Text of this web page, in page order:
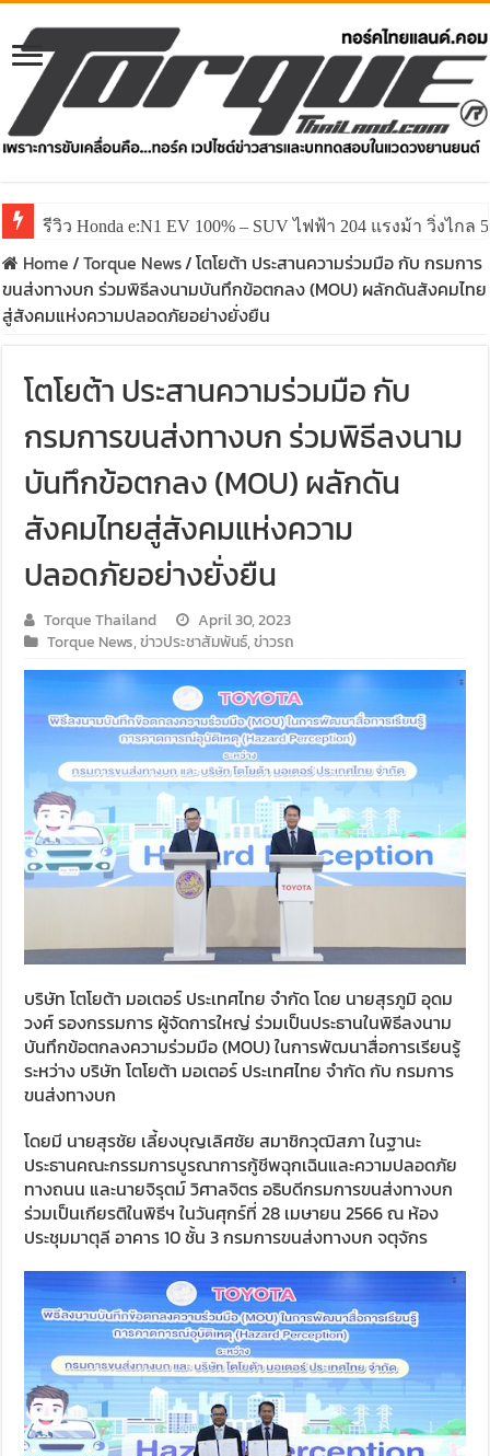
รีวิว Honda e:N1 EV 100% – SUV ไฟฟ้า 204 แรงม้า วิ่งไกล
Home/Torque News/โตโยต้า ประสานความร่วมมือ กับ กรมการ
ขนส่งทางบก ร่วมพิธีลงนามบันทึกข้อตกลง (MOU) ผลักดันสังคมไทย
สู่สังคมแห่งความปลอดภัยอย่างยั่งยืน
โตโยต้า ประสานความร่วมมือ กับ
กรมการขนส่งทางบก ร่วมพิธีลงนาม
บันทึกข้อตกลง (MOU) ผลักดัน
สังคมไทยสู่สังคมแห่งความ
ปลอดภัยอย่างยั่งยืน
Torque Thailand
April 30, 2023
Torque News,ข่าวประชาสัมพันธ์,ข่าวรถ
บริษัท โตโยต้า มอเตอร์ ประเทศไทย จำกัด โดย นายสุรภูมิ อุดม
วงศ์ รองกรรมการ ผู้จัดการใหญ่ ร่วมเป็นประธานในพิธีลงนาม
บันทึกข้อตกลงความร่วมมือ (MOU) ในการพัฒนาสื่อการเรียนรู้
ระหว่าง บริษัท โตโยต้า มอเตอร์ ประเทศไทย จำกัด กับ กรมการ
ขนส่งทางบก
โดยมี นายสุรชัย เลี้ยงบุญเลิศชัย สมาชิกวุฒิสภา ในฐานะ
ประธานคณะกรรมการบูรณาการกู้ชีพฉุกเฉินและความปลอดภัย
ทางถนน และนายจิรุตม์ วิศาลจิตร อธิบดีกรมการขนส่งทางบก
ร่วมเป็นเกียรติในพิธีฯ ในวันศุกร์ที่ 28 เมษายน 2566 ณ ห้อง
ประชุมมาตุลี อาคาร 10 ชั้น 3 กรมการขนส่งทางบก จตุจักร